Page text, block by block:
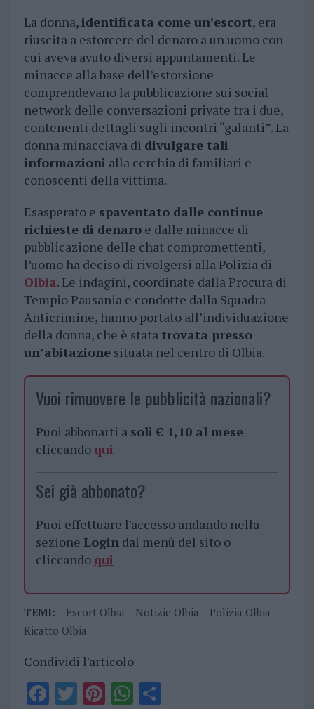
La donna,identificata come un’escort, era
riuscita a estorcere del denaro a un uomo con
cui aveva avuto diversi appuntamenti. Le
minacce alla base dell’estorsione
comprendevano la pubblicazione sui social
network delle conversazioni private tra i due,
contenenti dettagli sugli incontri “galanti”. La
donna minacciava di divulgare tali
informazioni alla cerchia di familiari e
conoscenti della vittima.
Esasperato e spaventato dalle continue
richieste di denaroe dalle minacce di
pubblicazione delle chat compromettenti,
l’uomo ha deciso di rivolgersi alla Polizia di
Olbia. Le indagini, coordinate dalla Procura di
Tempio Pausania e condotte dalla Squadra
Anticrimine, hanno portato all’individuazione
della donna, che è stata trovata presso
un’abitazionesituata nel centro di Olbia.
Vuoi rimuovere le pubblicità nazionali?
Puoi abbonarti a soli € 1,10 al mese
cliccando qui
Sei già abbonato?
Puoi effettuare l'accesso andando nella
sezione Logindal menù del sito o
cliccando qui
TEMI: Escort Olbia Notizie Olbia
Polizia Olbia
Ricatto Olbia
Condividi l'articolo
F T PiWS